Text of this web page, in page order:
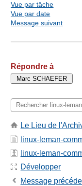
Vue par tâche
Vue par date
Message suivant
Répondre à
Le Lieu de
linux-leman-
linux-leman-
Développer
Message